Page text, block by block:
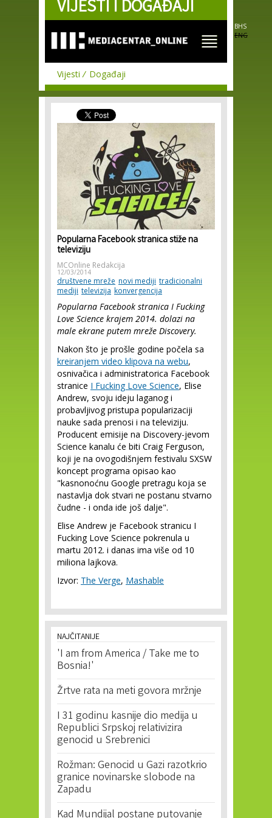
Skip to
main
VIJESTI I DOGAĐAJI
BHS
ENG
Vijesti Događaji
Popularna Facebook stranica stiže na
televiziju
MCOnline Redakcija
12/03/2014
društvene mreže novi mediji tradicionalni
mediji televizija konvergencija
Popularna Facebook stranica I Fucking
Love Science krajem 2014. dolazi na
male ekrane putem mreže Discovery.
Nakon što je prošle godine počela sa
kreiranjem video klipova na webu,
osnivačica i administratorica Facebook
stranice I Fucking Love Science, Elise
Andrew, svoju ideju laganog i
probavljivog pristupa popularizaciji
nauke sada prenosi i na televiziju.
Producent emisije na Discovery-jevom
Science kanalu će biti Craig Ferguson,
koji je na ovogodišnjem festivalu SXSW
koncept programa opisao kao
"kasnonoćnu Google pretragu koja se
nastavlja dok stvari ne postanu stvarno
čudne - i onda ide još dalje".
Elise Andrew je Facebook stranicu I
Fucking Love Science pokrenula u
martu 2012. i danas ima više od 10
miliona lajkova.
Izvor: The Verge, Mashable
NAJČITANIJE
'I am from America / Take me to
Bosnia!'
Žrtve rata na meti govora mržnje
I 31 godinu kasnije dio medija u
Republici Srpskoj relativizira
genocid u Srebrenici
Rožman: Genocid u Gazi razotkrio
granice novinarske slobode na
Zapadu